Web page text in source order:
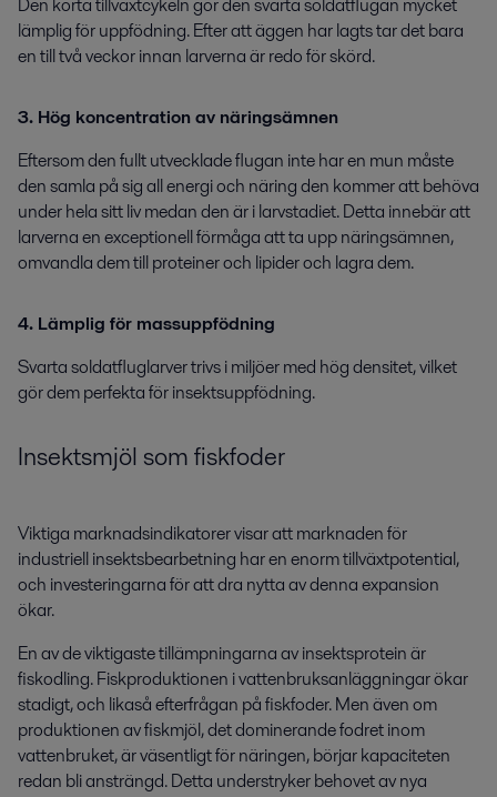
lämplig för uppfödning. Efter att äggen har lagts tar det bara
en till två veckor innan larverna är redo för skörd.
3. Hög koncentration av näringsämnen
Eftersom den fullt utvecklade flugan inte har en mun måste
den samla på sig all energi och näring den kommer att behöva
under hela sitt liv medan den är i larvstadiet. Detta innebär att
larverna en exceptionell förmåga att ta upp näringsämnen,
omvandla dem till proteiner och lipider och lagra dem.
4. Lämplig för massuppfödning
Svarta soldatfluglarver trivs i miljöer med hög densitet, vilket
gör dem perfekta för insektsuppfödning.
Insektsmjöl som fiskfoder
Viktiga marknadsindikatorer visar att marknaden för
industriell insektsbearbetning har en enorm tillväxtpotential,
och investeringarna för att dra nytta av denna expansion
ökar.
En av de viktigaste tillämpningarna av insektsprotein är
fiskodling. Fiskproduktionen i vattenbruksanläggningar ökar
stadigt, och likaså efterfrågan på fiskfoder. Men även om
produktionen av fiskmjöl, det dominerande fodret inom
vattenbruket, är väsentligt för näringen, börjar kapaciteten
redan bli ansträngd. Detta understryker behovet av nya